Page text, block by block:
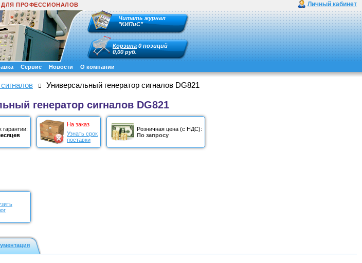
Личный кабинет
ПРОФЕССИОНАЛОВ
Читать журнал
"КИПиС"
Корзина 0 позиций
0,00 руб.
Сервис Новости О компании
Универсальный генератор сигналов DG821
генератор сигналов DG821
гарантии:
На заказ
Узнать срок
поставки
Розничная цена (с НДС):
По запросу